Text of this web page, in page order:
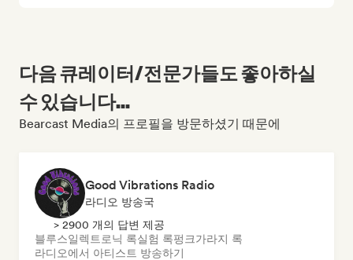
다음 큐레이터/전문가들도 좋아하실
수 있습니다...
Bearcast Media의 프로필을 방문하셨기 때문에
Good Vibrations Radio
라디오 방송국
> 2900 개의 답변 제공
블루스일렉트로닉 록실험 록펑크가라지 록
라디오에서 아티스트 방송하기